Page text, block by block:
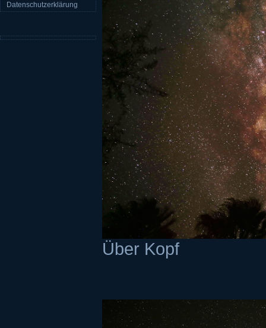
Datenschutzerklärung
Über Kopf